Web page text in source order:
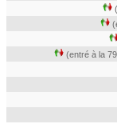
(entré à la